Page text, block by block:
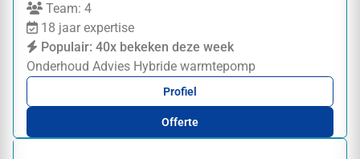
Team: 4
18 jaar expertise
Populair: 40x bekeken deze week
Onderhoud Advies Hybride warmtepomp
Profiel
Offerte